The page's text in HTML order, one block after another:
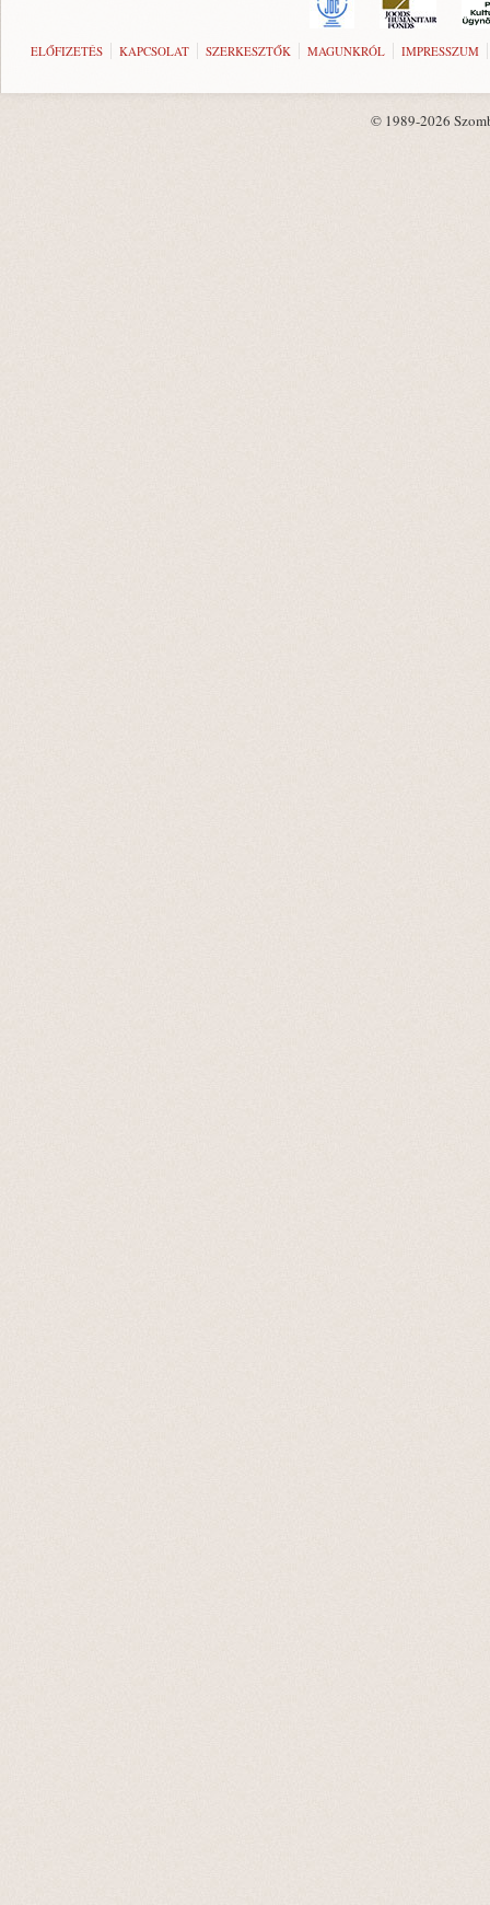
ELŐFIZETÉS KAPCSOLAT SZERKESZTŐK MAGUNKRÓL IMPRESSZUM
© 1989-2026